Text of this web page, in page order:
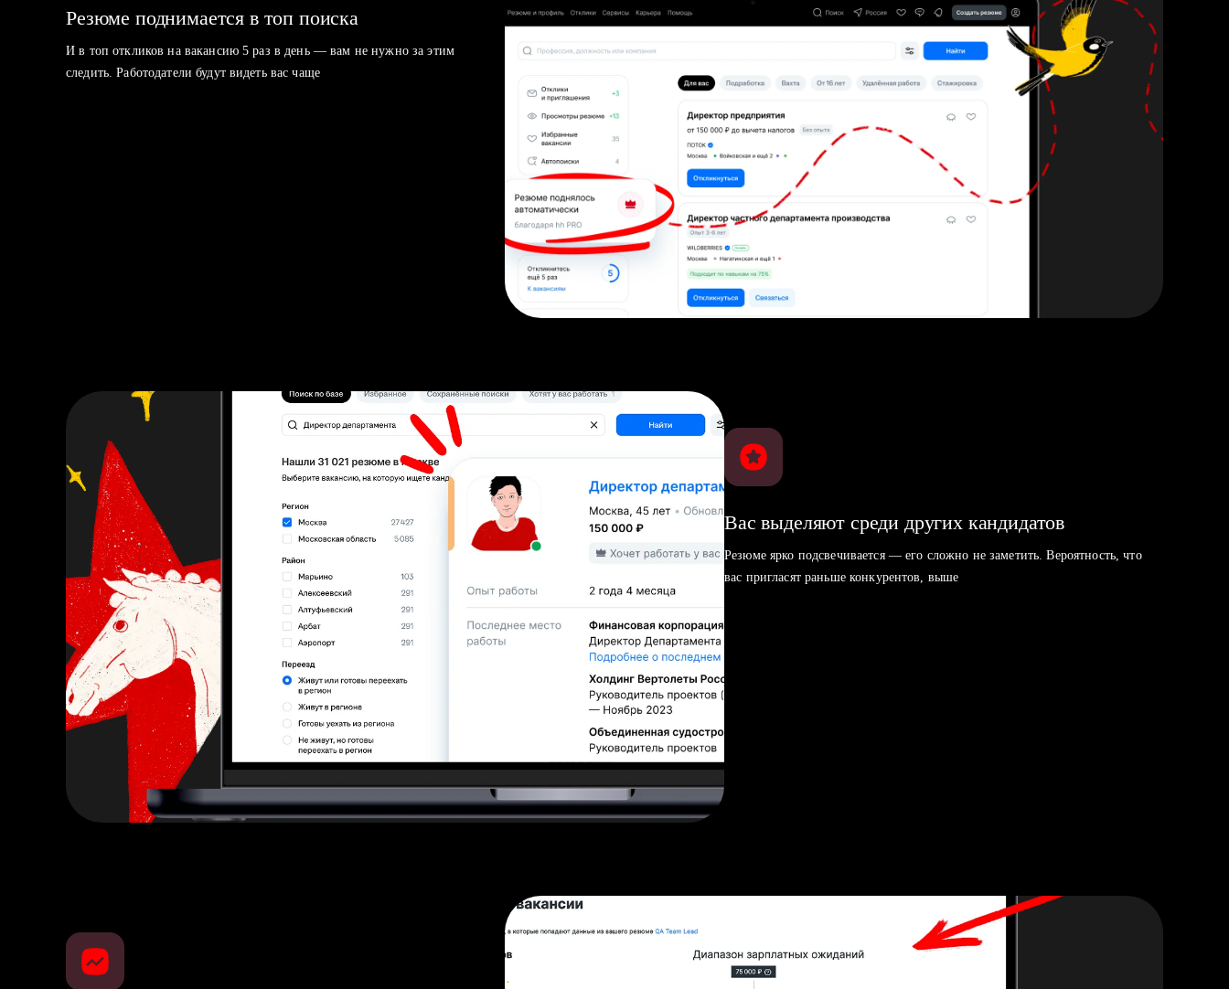
Резюме поднимается в топ поиска
И в топ откликов на вакансию 5 раз в день — вам не нужно за этим
следить. Работодатели будут видеть вас чаще
Вас выделяют среди других кандидатов
Резюме ярко подсвечивается — его сложно не заметить. Вероятность, что
вас пригласят раньше конкурентов, выше